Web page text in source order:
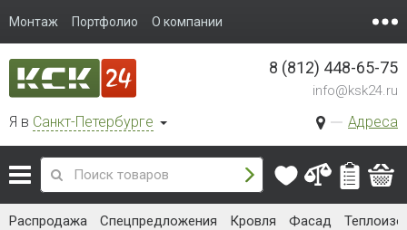
Монтаж Портфолио О компании
Я в Санкт-Петербурге Адреса
8 (812) 448-65-75
info@ksk24.ru
Распродажа Спецпредложения Кровля Фасад